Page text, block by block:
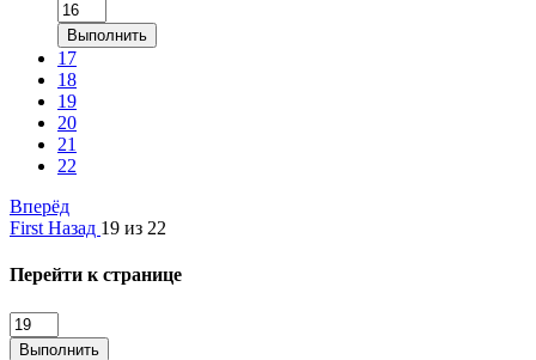
Выполнить
17
18
19
20
21
22
Вперёд
First Назад 19 из 22
Перейти к странице
Выполнить